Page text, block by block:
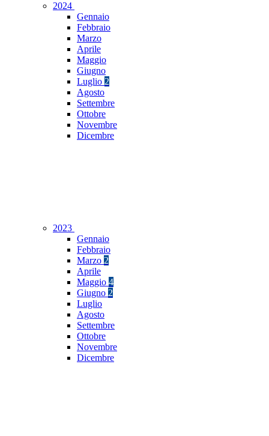
2024
Gennaio
Febbraio
Marzo
Aprile
Maggio
Giugno
Luglio 2
Agosto
Settembre
Ottobre
Novembre
Dicembre
2023
Gennaio
Febbraio
Marzo 2
Aprile
Maggio 4
Giugno 2
Luglio
Agosto
Settembre
Ottobre
Novembre
Dicembre